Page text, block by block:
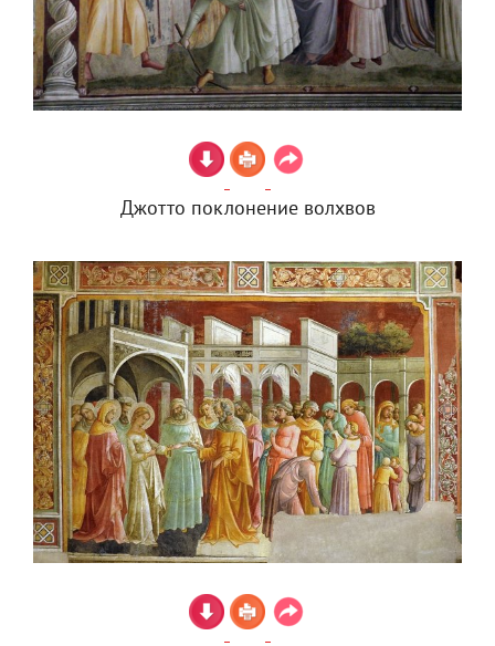
Джотто поклонение волхвов